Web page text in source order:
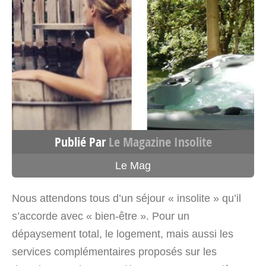
La Cabane du Trappeur – Cabane
de trappeur Occitanie
4, Quartier le Boulu
Ore Occitanie>Haute-Garonne
31510
France
Voir sur la carte
Itinéraire
Le Petit Chalet – Cabane sur
Col des Ares
Moncaup Occitanie>Haute-
Publié ParLe Magazine Insolite
Le Mag
Nous attendons tous d’un séjour « insolite » qu’il
s’accorde avec « bien-être ». Pour un
dépaysement total, le logement, mais aussi les
services complémentaires proposés sur les